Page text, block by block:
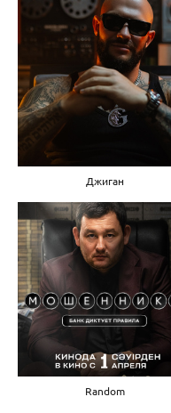
Джиган
Random